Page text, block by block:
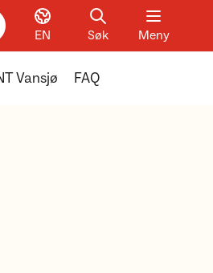
EN Søk Meny
Vansjø FAQ